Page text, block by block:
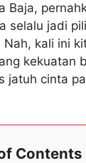
Baja,
selalu jadi
Nah, kali ini
kekuatan
jatuh cinta
Contents